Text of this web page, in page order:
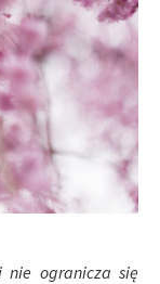
nie ogranicza się